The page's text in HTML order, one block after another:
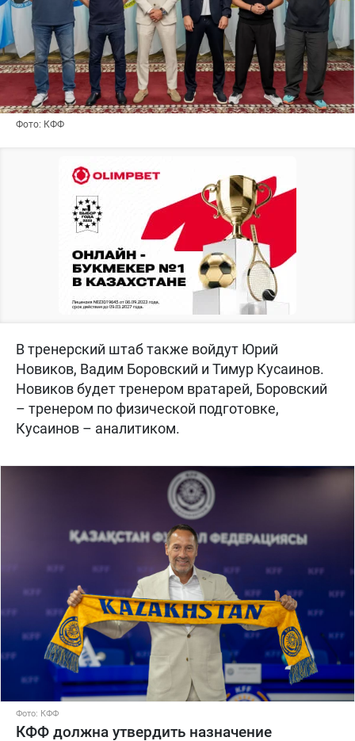
Фото: КФФ
В тренерский штаб также войдут Юрий
Новиков, Вадим Боровский и Тимур Кусаинов.
Новиков будет тренером вратарей, Боровский
– тренером по физической подготовке,
Кусаинов – аналитиком.
Фото: КФФ
КФФ должна утвердить назначение